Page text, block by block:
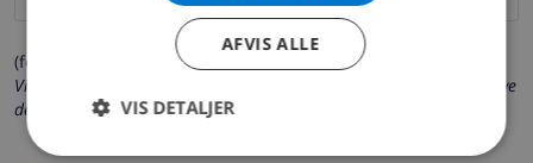
(felter markeret med * er obligatoriske)
Vi beskytter dit privatliv. Dine personlige oplysninger vil aldrig blive
delt med andre.
AFVIS ALLE
VIS DETALJER